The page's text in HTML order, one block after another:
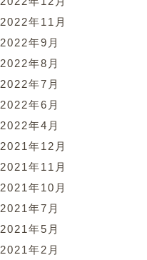
2022年11月
2022年9月
2022年8月
2022年7月
2022年6月
2022年4月
2021年12月
2021年11月
2021年10月
2021年7月
2021年5月
2021年2月